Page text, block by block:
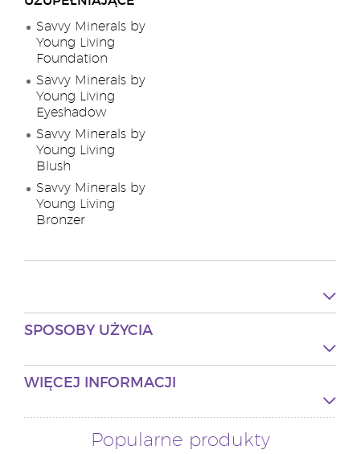
Savvy Minerals by
Young Living
Foundation
Savvy Minerals by
Young Living
Eyeshadow
Savvy Minerals by
Young Living
Blush
Savvy Minerals by
Young Living
Bronzer
SPOSOBY UŻYCIA
WIĘCEJ INFORMACJI
Popularne produkty